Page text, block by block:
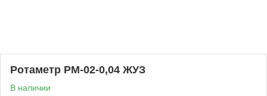
Ротаметр РМ-02-0,04 ЖУЗ
В наличии